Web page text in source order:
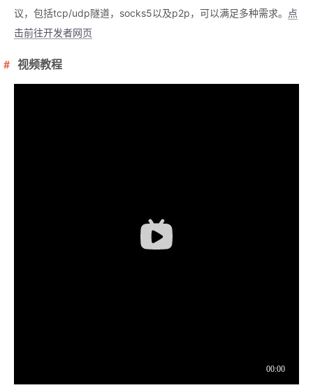
议，包括tcp/udp隧道，socks5以及p2p，可以满足多种需求。
点
击前往开发者网页
视频教程